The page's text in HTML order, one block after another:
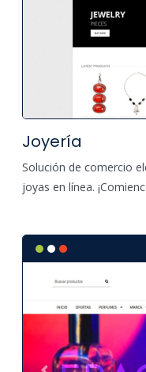
Joyería
Solución de comercio
joyas en línea.